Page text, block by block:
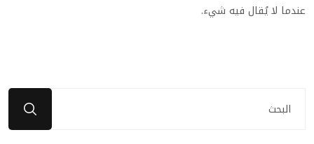
عندما لا يُقال فيه شيء.